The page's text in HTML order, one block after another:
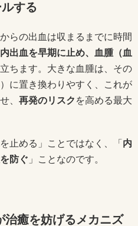
する
らの出血は収まるまでに時間
内出血を早期に止め、血腫（血
ちます。大きな血腫は、その
に置き換わりやすく、これが
、 再発のリスク を高める最大
止める」ことではなく、「 内
防ぐ 」ことなのです。
治癒を妨げるメカニズ